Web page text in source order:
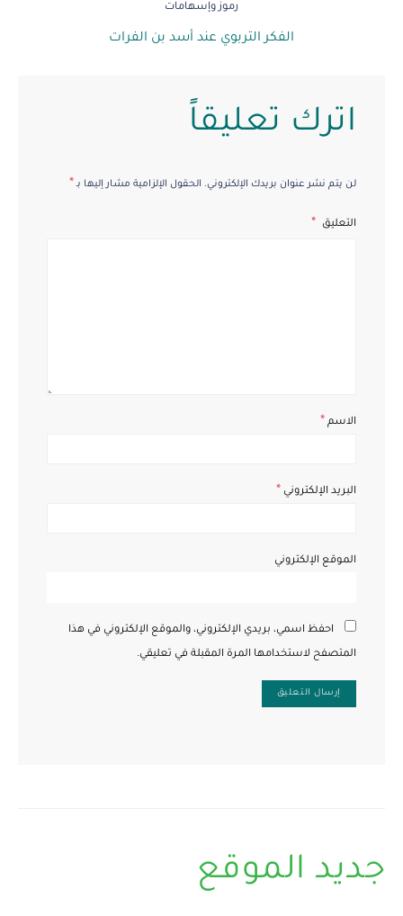
رموز وإسهامات
الفكر التربوي عند أسد بن الفرات
اترك تعليقاً
لن يتم نشر عنوان بريدك الإلكتروني. الحقول الإلزامية مشار إليها بـ *
التعليق
الاسم *
البريد الإلكتروني *
الموقع الإلكتروني
احفظ اسمي، بريدي الإلكتروني، والموقع الإلكتروني في هذا
المتصفح لاستخدامها المرة المقبلة في تعليقي.
جديد الموقع